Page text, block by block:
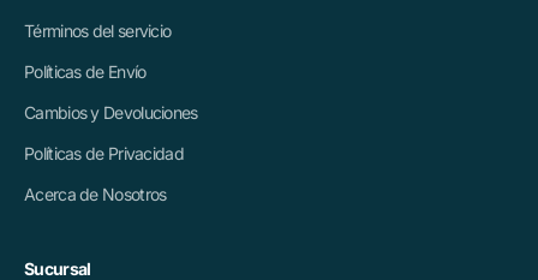
Términos del servicio
Políticas de Envío
Cambios y Devoluciones
Políticas de Privacidad
Acerca de Nosotros
Sucursal